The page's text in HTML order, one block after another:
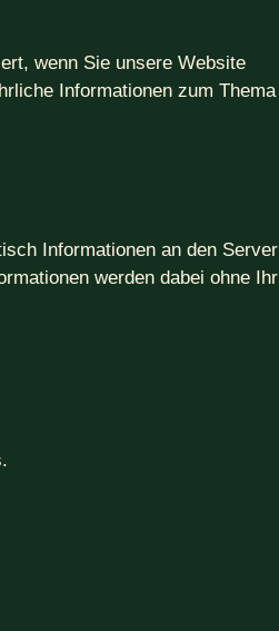
wenn Sie unsere Website
Informationen zum Thema
Informationen an den Server
werden dabei ohne Ihr